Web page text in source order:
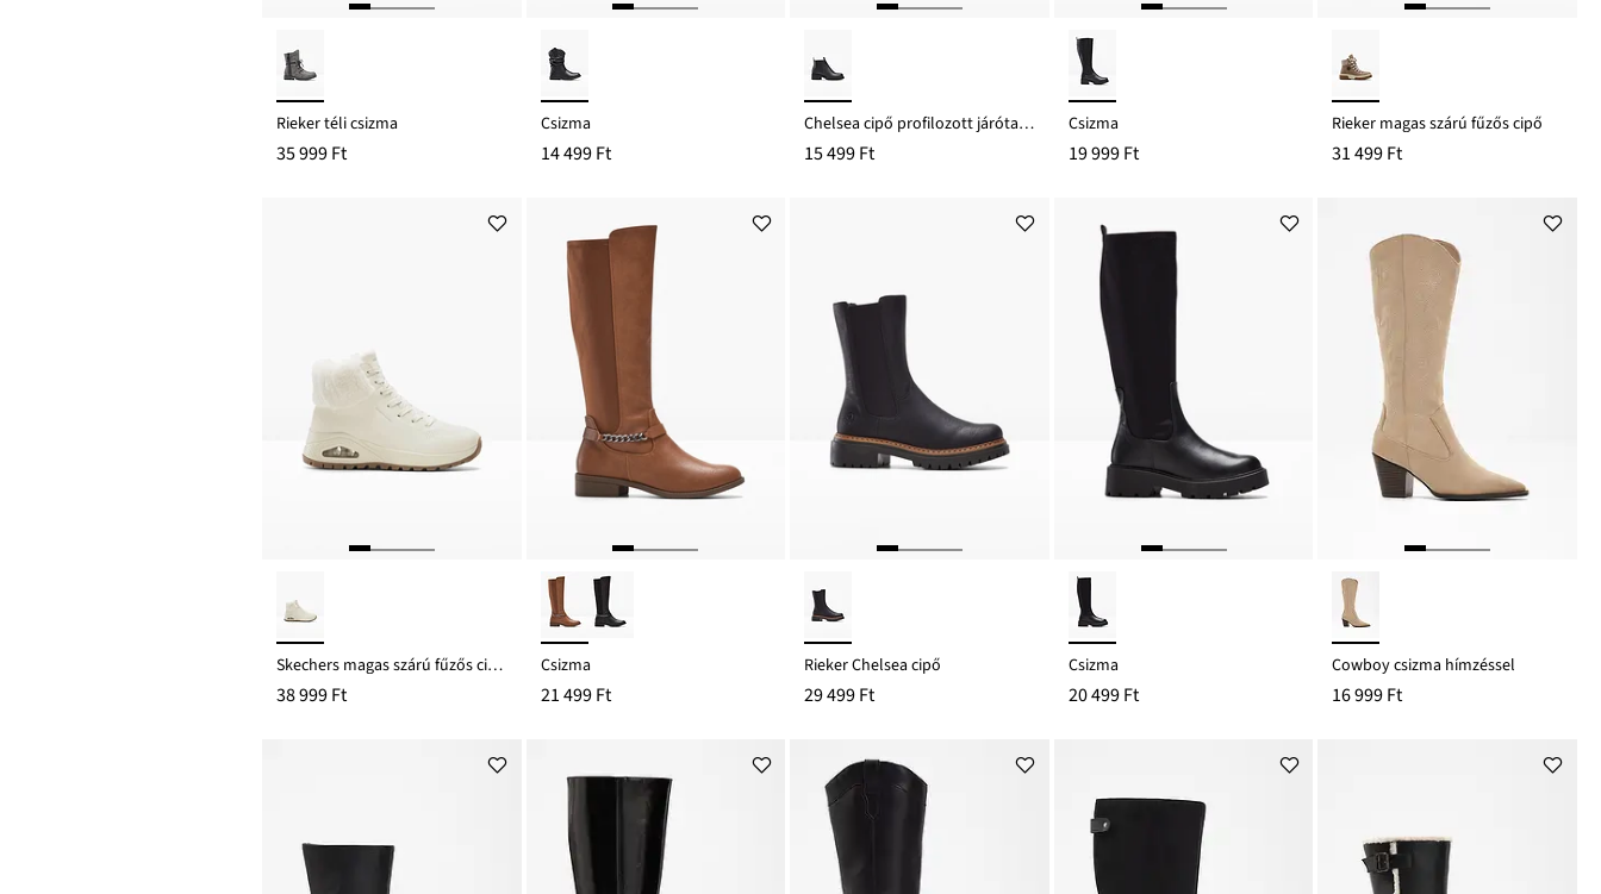
Rieker téli csizma
35 999 Ft
Csizma
14 499 Ft
Chelsea cipő profilozott járótalppal
15 499 Ft
Csizma
19 999 Ft
Rieker magas szárú fűzős cipő
31 499 Ft
Skechers magas szárú fűzős cipő Memory habszivaccsal
38 999 Ft
Csizma
21 499 Ft
Rieker Chelsea cipő
29 499 Ft
Csizma
20 499 Ft
Cowboy csizma hímzéssel
16 999 Ft